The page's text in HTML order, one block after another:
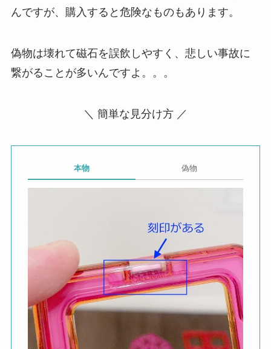
んですが、購入すると危険なものもあります。
偽物は壊れて磁石を誤飲しやすく、悲しい事故に
繋がることが多いんですよ。。。
＼ 簡単な見分け方 ／
本物 偽物